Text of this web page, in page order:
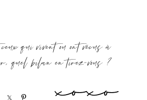
qui vivent ou ont vécus à
quel bilan en tirez-vous ?
Share Share